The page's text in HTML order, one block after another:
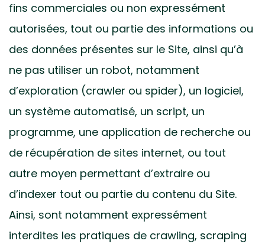
fins commerciales ou non expressément
autorisées, tout ou partie des informations ou
des données présentes sur le Site, ainsi qu’à
ne pas utiliser un robot, notamment
d’exploration (crawler ou spider), un logiciel,
un système automatisé, un script, un
programme, une application de recherche ou
de récupération de sites internet, ou tout
autre moyen permettant d’extraire ou
d’indexer tout ou partie du contenu du Site.
Ainsi, sont notamment expressément
interdites les pratiques de crawling, scraping